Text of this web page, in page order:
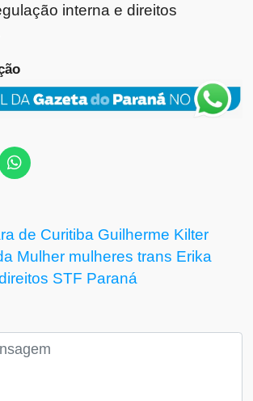
interna e direitos
de Curitiba Guilherme Kilter
Mulher mulheres trans Erika
STF Paraná